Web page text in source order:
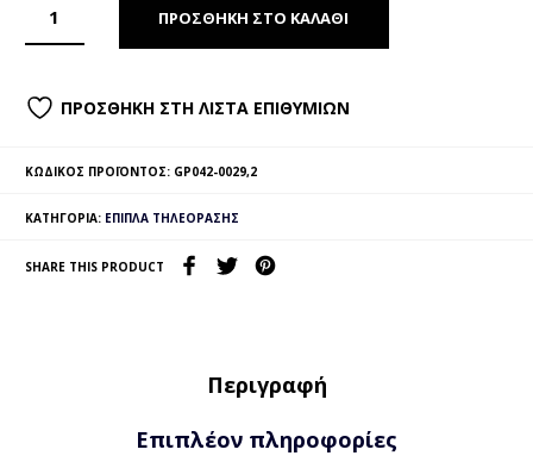
ΠΡΟΣΘΉΚΗ ΣΤΟ ΚΑΛΆΘΙ
ΠΡΟΣΘΉΚΗ ΣΤΗ ΛΊΣΤΑ ΕΠΙΘΥΜΙΏΝ
ΚΩΔΙΚΌΣ ΠΡΟΪΌΝΤΟΣ: GP042-0029,2
ΚΑΤΗΓΟΡΊΑ: ΈΠΙΠΛΑ ΤΗΛΕΌΡΑΣΗΣ
SHARE THIS PRODUCT
Περιγραφή
Επιπλέον πληροφορίες